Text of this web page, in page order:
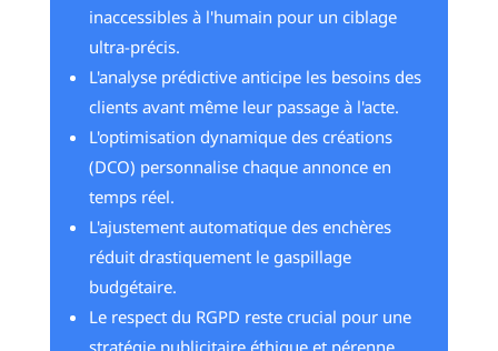
inaccessibles à l'humain pour un ciblage
ultra-précis.
L'analyse prédictive anticipe les besoins des
clients avant même leur passage à l'acte.
L'optimisation dynamique des créations
(DCO) personnalise chaque annonce en
temps réel.
L'ajustement automatique des enchères
réduit drastiquement le gaspillage
budgétaire.
Le respect du RGPD reste crucial pour une